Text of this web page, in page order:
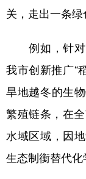
关，走出一条绿
例如，针对
我市创新推广“
旱地越冬的生
繁殖链条，在
水域区域，因
生态制衡替代化